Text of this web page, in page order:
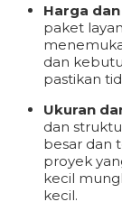
Harga
paket
dan
pastikan
Ukuran
dan
besar dan
proyek
kecil
kecil.